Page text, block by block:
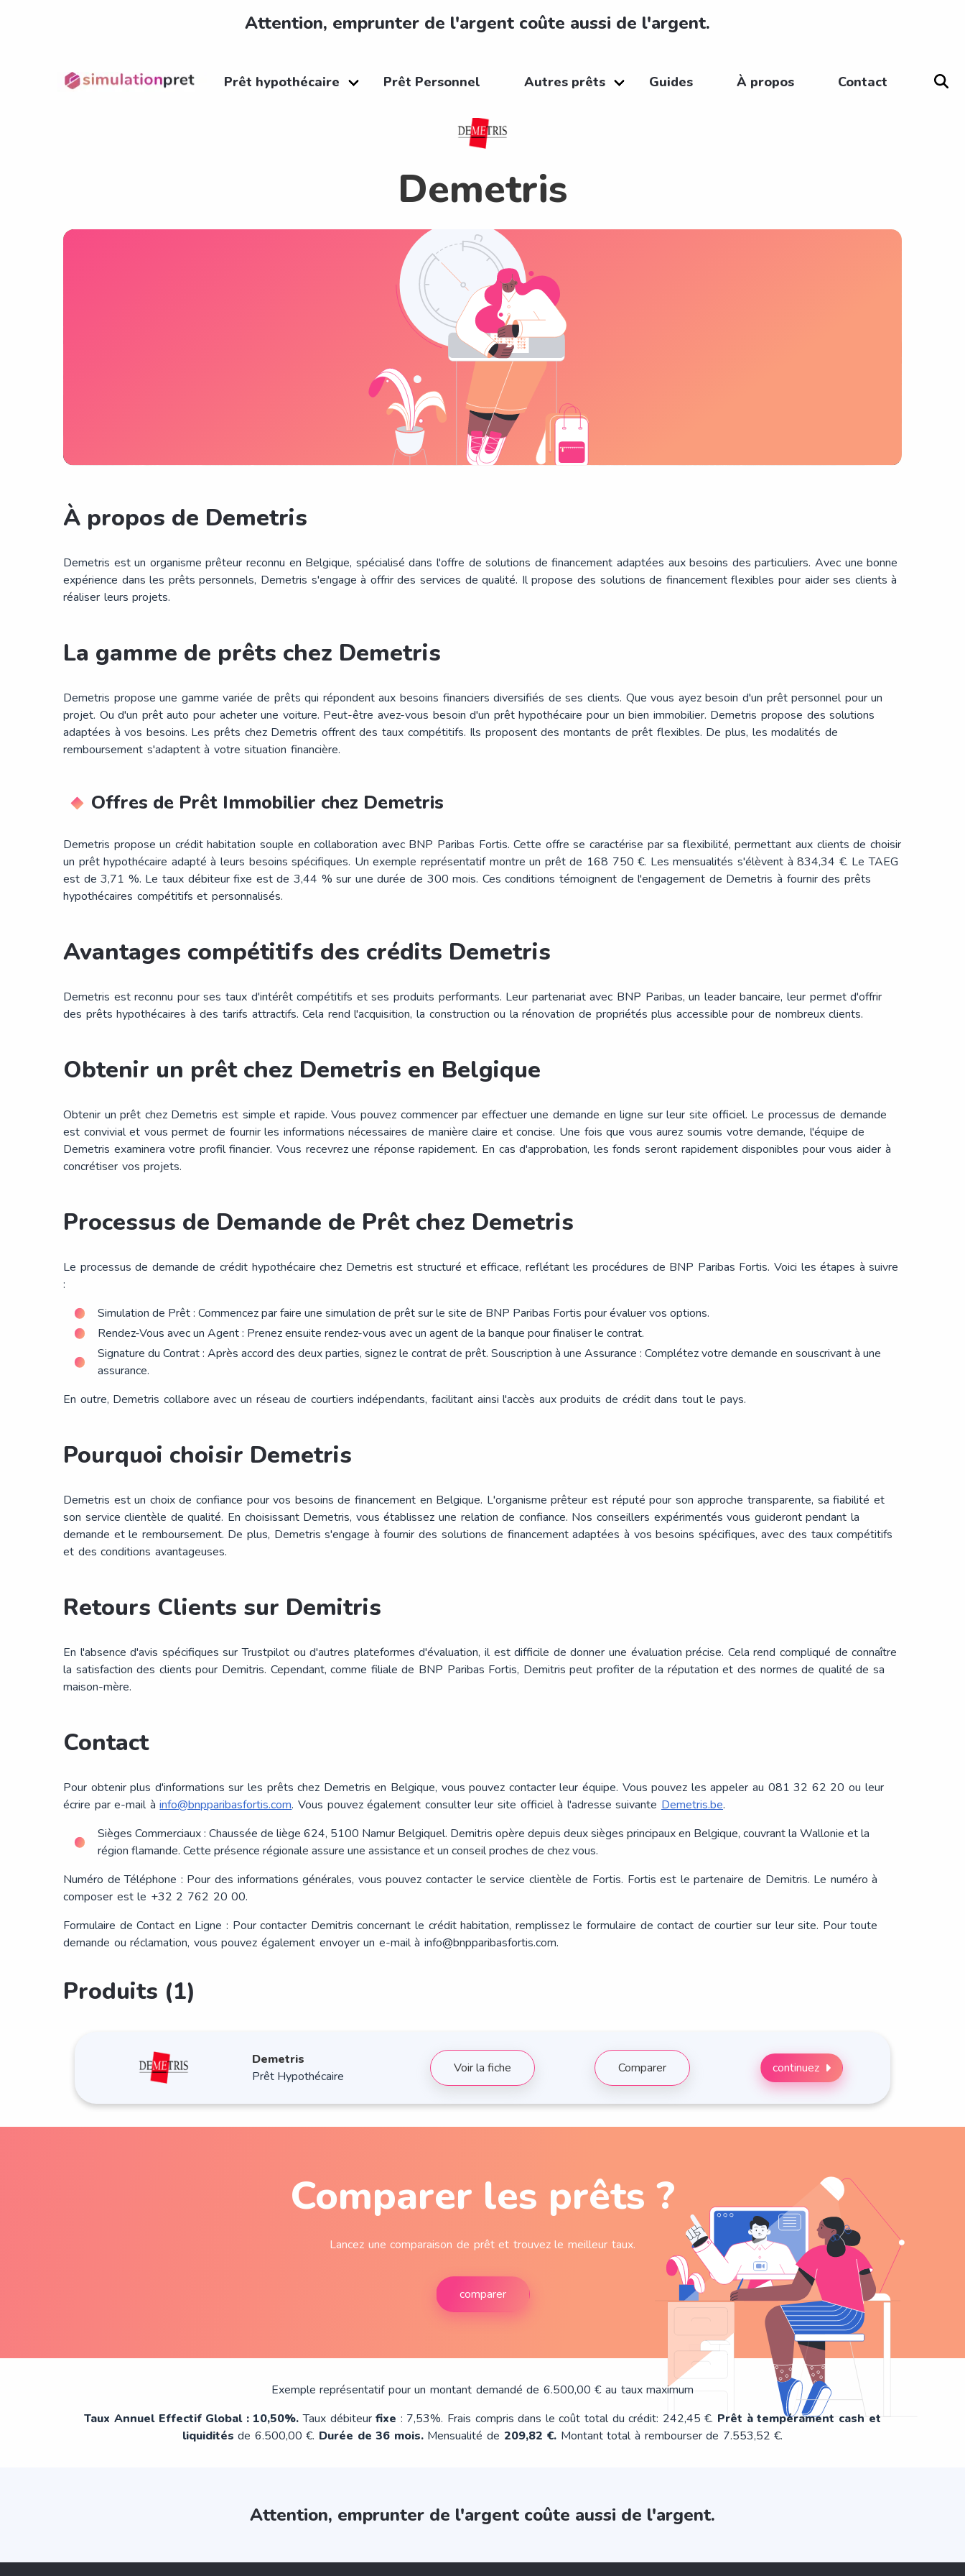
Attention, emprunter de l'argent coûte aussi de l'argent.
Prêt hypothécaire Prêt Personnel Autres prêts Guides À propos Contact
Demetris
À propos de Demetris
Demetris est un organisme prêteur reconnu en Belgique, spécialisé dans l'offre de solutions de financement adaptées aux besoins des particuliers. Avec une bonne
expérience dans les prêts personnels, Demetris s'engage à offrir des services de qualité. Il propose des solutions de financement flexibles pour aider ses clients à
réaliser leurs projets.
La gamme de prêts chez Demetris
Demetris propose une gamme variée de prêts qui répondent aux besoins financiers diversifiés de ses clients. Que vous ayez besoin d'un prêt personnel pour un
projet. Ou d'un prêt auto pour acheter une voiture. Peut-être avez-vous besoin d'un prêt hypothécaire pour un bien immobilier. Demetris propose des solutions
adaptées à vos besoins. Les prêts chez Demetris offrent des taux compétitifs. Ils proposent des montants de prêt flexibles. De plus, les modalités de
remboursement s'adaptent à votre situation financière.
Offres de Prêt Immobilier chez Demetris
Demetris propose un crédit habitation souple en collaboration avec BNP Paribas Fortis. Cette offre se caractérise par sa flexibilité, permettant aux clients de choisir
un prêt hypothécaire adapté à leurs besoins spécifiques. Un exemple représentatif montre un prêt de 168 750 €. Les mensualités s'élèvent à 834,34 €. Le TAEG
est de 3,71 %. Le taux débiteur fixe est de 3,44 % sur une durée de 300 mois. Ces conditions témoignent de l'engagement de Demetris à fournir des prêts
hypothécaires compétitifs et personnalisés​​.
Avantages compétitifs des crédits Demetris
Demetris est reconnu pour ses taux d'intérêt compétitifs et ses produits performants. Leur partenariat avec BNP Paribas, un leader bancaire, leur permet d'offrir
des prêts hypothécaires à des tarifs attractifs. Cela rend l'acquisition, la construction ou la rénovation de propriétés plus accessible pour de nombreux clients.
Obtenir un prêt chez Demetris en Belgique
Obtenir un prêt chez Demetris est simple et rapide. Vous pouvez commencer par effectuer une demande en ligne sur leur site officiel. Le processus de demande
est convivial et vous permet de fournir les informations nécessaires de manière claire et concise. Une fois que vous aurez soumis votre demande, l'équipe de
Demetris examinera votre profil financier. Vous recevrez une réponse rapidement. En cas d'approbation, les fonds seront rapidement disponibles pour vous aider à
concrétiser vos projets.
Processus de Demande de Prêt chez Demetris
Le processus de demande de crédit hypothécaire chez Demetris est structuré et efficace, reflétant les procédures de BNP Paribas Fortis. Voici les étapes à suivre
:
Simulation de Prêt : Commencez par faire une simulation de prêt sur le site de BNP Paribas Fortis pour évaluer vos options.
Rendez-Vous avec un Agent : Prenez ensuite rendez-vous avec un agent de la banque pour finaliser le contrat.
Signature du Contrat : Après accord des deux parties, signez le contrat de prêt. Souscription à une Assurance : Complétez votre demande en souscrivant à une
assurance.
En outre, Demetris collabore avec un réseau de courtiers indépendants, facilitant ainsi l'accès aux produits de crédit dans tout le pays​​.
Pourquoi choisir Demetris
Demetris est un choix de confiance pour vos besoins de financement en Belgique. L'organisme prêteur est réputé pour son approche transparente, sa fiabilité et
son service clientèle de qualité. En choisissant Demetris, vous établissez une relation de confiance. Nos conseillers expérimentés vous guideront pendant la
demande et le remboursement. De plus, Demetris s'engage à fournir des solutions de financement adaptées à vos besoins spécifiques, avec des taux compétitifs
et des conditions avantageuses.
Retours Clients sur Demitris
En l'absence d'avis spécifiques sur Trustpilot ou d'autres plateformes d'évaluation, il est difficile de donner une évaluation précise. Cela rend compliqué de connaître
la satisfaction des clients pour Demitris. Cependant, comme filiale de BNP Paribas Fortis, Demitris peut profiter de la réputation et des normes de qualité de sa
maison-mère.
Contact
Pour obtenir plus d'informations sur les prêts chez Demetris en Belgique, vous pouvez contacter leur équipe. Vous pouvez les appeler au 081 32 62 20 ou leur
écrire par e-mail àinfo@bnpparibasfortis.com. Vous pouvez également consulter leur site officiel à l'adresse suivante Demetris.be.
Sièges Commerciaux : Chaussée de liège 624, 5100 Namur Belgiquel. Demitris opère depuis deux sièges principaux en Belgique, couvrant la Wallonie et la
région flamande. Cette présence régionale assure une assistance et un conseil proches de chez vous​​.
Numéro de Téléphone : Pour des informations générales, vous pouvez contacter le service clientèle de Fortis. Fortis est le partenaire de Demitris. Le numéro à
composer est le +32 2 762 20 00.
Formulaire de Contact en Ligne : Pour contacter Demitris concernant le crédit habitation, remplissez le formulaire de contact de courtier sur leur site. Pour toute
demande ou réclamation, vous pouvez également envoyer un e-mail àinfo@bnpparibasfortis.com​​.
Produits (1)
Demetris
Prêt Hypothécaire
Voir la fiche Comparer continuez
Comparer les prêts ?
Lancez une comparaison de prêt et trouvez le meilleur taux.
comparer
Exemple représentatif pour un montant demandé de 6.500,00 € au taux maximum
Taux Annuel Effectif Global : 10,50%. Taux débiteurfixe : 7,53%. Frais compris dans le coût total du crédit: 242,45 €. Prêt à tempérament cash et
liquidités de 6.500,00 €. Durée de 36 mois. Mensualité de 209,82 €. Montant total à rembourser de 7.553,52 €.
Attention, emprunter de l'argent coûte aussi de l'argent.